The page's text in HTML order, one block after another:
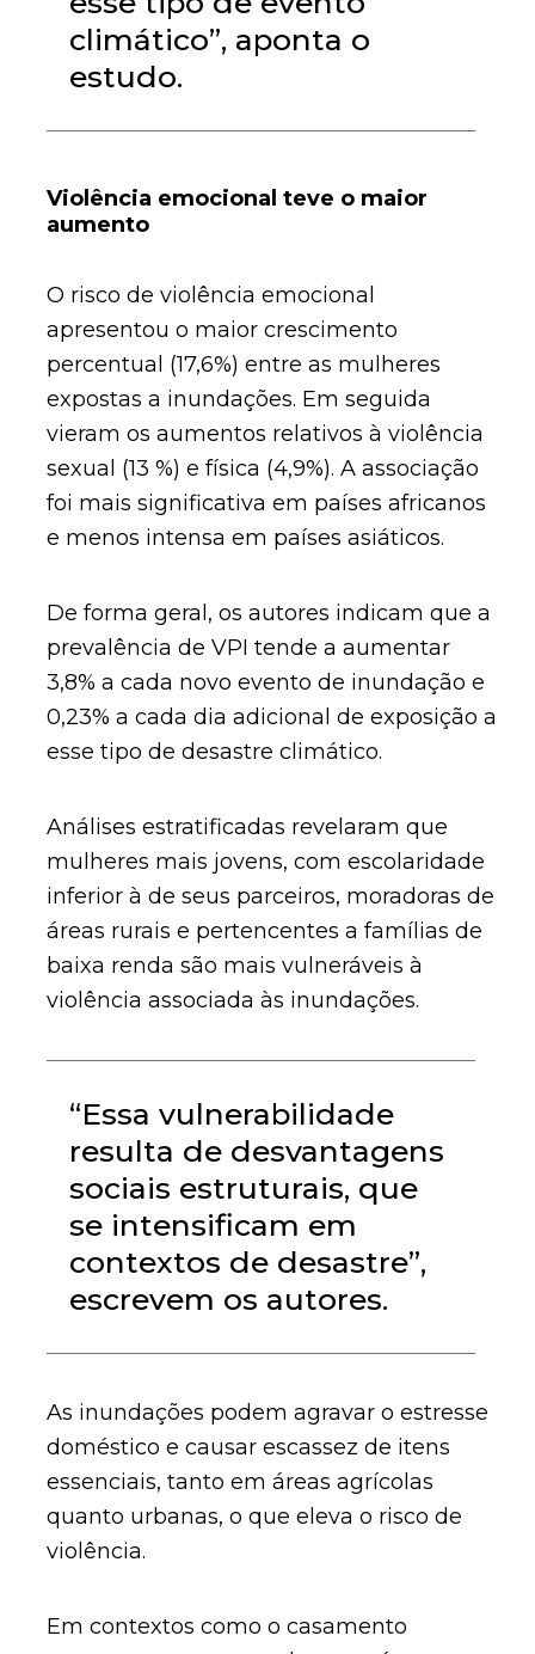
climático”, aponta o
estudo.
Violência emocional teve o maior
aumento
O risco de violência emocional
apresentou o maior crescimento
percentual (17,6%) entre as mulheres
expostas a inundações. Em seguida
vieram os aumentos relativos à violência
sexual (13 %) e física (4,9%). A associação
foi mais significativa em países africanos
e menos intensa em países asiáticos.
De forma geral, os autores indicam que a
prevalência de VPI tende a aumentar
3,8% a cada novo evento de inundação e
0,23% a cada dia adicional de exposição a
esse tipo de desastre climático.
Análises estratificadas revelaram que
mulheres mais jovens, com escolaridade
inferior à de seus parceiros, moradoras de
áreas rurais e pertencentes a famílias de
baixa renda são mais vulneráveis à
violência associada às inundações.
“Essa vulnerabilidade
resulta de desvantagens
sociais estruturais, que
se intensificam em
contextos de desastre”,
escrevem os autores.
As inundações podem agravar o estresse
doméstico e causar escassez de itens
essenciais, tanto em áreas agrícolas
quanto urbanas, o que eleva o risco de
violência.
Em contextos como o casamento